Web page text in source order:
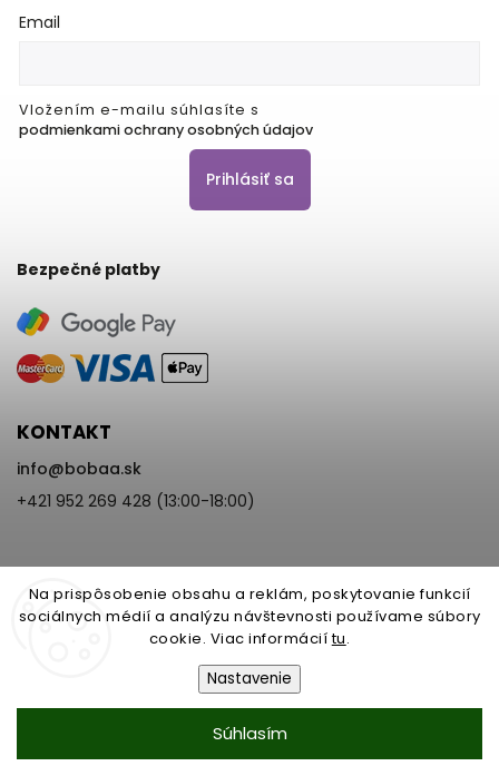
Na prispôsobenie obsahu a reklám, poskytovanie funkcií
sociálnych médií a analýzu návštevnosti používame súbory
cookie. Viac informáciítu.
Nastavenie
Súhlasím
Email
Vložením e-mailu súhlasíte s
podmienkami ochrany osobných údajov
Prihlásiť sa
Bezpečné platby
KONTAKT
info@bobaa.sk
+421 952 269 428 (13:00-18:00)
Upraviť nastavenie cookies
Nastavenie | Úprava | Custom =
Netmedia s.r.o.